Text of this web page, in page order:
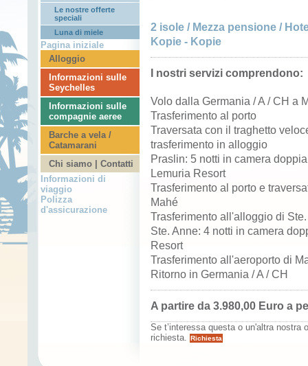
Le nostre offerte
speciali
Luna di miele
Pagina iniziale
Alloggio
Informazioni sulle
Seychelles
Informazioni sulle
compagnie aeree
Barche a vela /
Catamarani
Chi siamo | Contatti
Informazioni di
viaggio
Polizza
d'assicurazione
2 isole / Mezza pensione /
Kopie - Kopie
I nostri servizi comprendono:
Volo dalla Germania / A / CH a
Trasferimento al porto
Traversata con il traghetto
trasferimento in alloggio
Praslin: 5 notti in camera
Lemuria Resort
Trasferimento al porto e
Mahé
Trasferimento all'alloggio di
Ste. Anne: 4 notti in camera
Resort
Trasferimento all'aeroporto di
Ritorno in Germania / A / CH
A partire da 3.980,00 Euro a
Se t’interessa questa o un'altra
richiesta.
Richiesta